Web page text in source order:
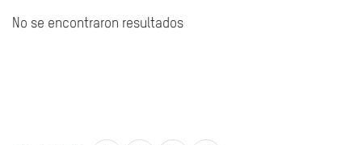
No se encontraron resultados